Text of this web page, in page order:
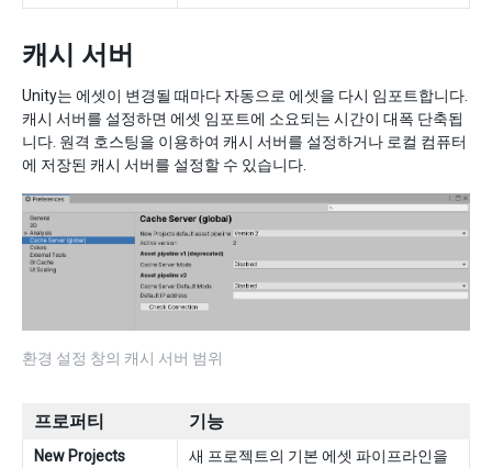
캐시 서버
Unity는 에셋이 변경될 때마다 자동으로 에셋을 다시 임포트합니다.
캐시 서버를 설정하면 에셋 임포트에 소요되는 시간이 대폭 단축됩
니다. 원격 호스팅을 이용하여 캐시 서버를 설정하거나 로컬 컴퓨터
에 저장된 캐시 서버를 설정할 수 있습니다.
환경 설정 창의 캐시 서버 범위
프로퍼티 기능
New Projects
새 프로젝트의 기본 에셋 파이프라인을